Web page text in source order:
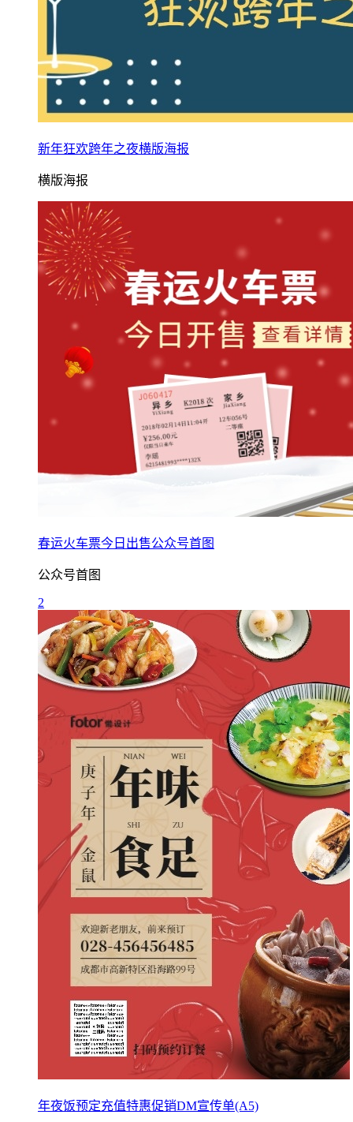
新年狂欢跨年之夜横版海报
横版海报
春运火车票今日出售公众号首图
公众号首图
2
年夜饭预定充值特惠促销DM宣传单(A5)